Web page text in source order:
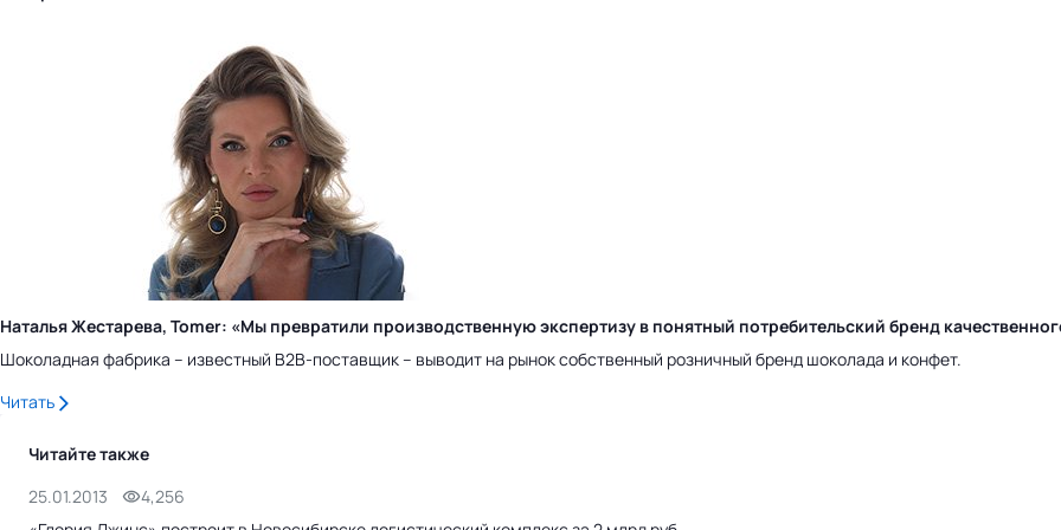
Наталья Жестарева, Tomer: «Мы превратили производственную экспертизу в понятный потребительский бренд
Шоколадная фабрика – известный B2B-поставщик – выводит на рынок собственный розничный бренд шоколада и конфет.
Читать
Читайте также
25.01.2013
4,256